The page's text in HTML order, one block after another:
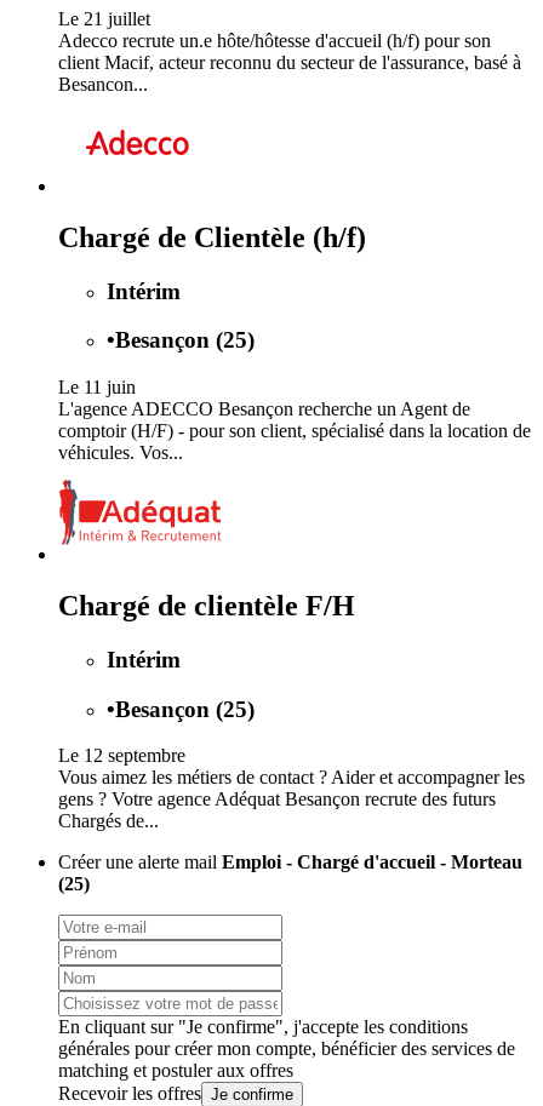
Le 21 juillet
Adecco recrute un.e hôte/hôtesse d'accueil (h/f) pour son
client Macif, acteur reconnu du secteur de l'assurance, basé à
Besancon...
Chargé de Clientèle (h/f)
Intérim
•Besançon (25)
Le 11 juin
L'agence ADECCO Besançon recherche un Agent de
comptoir (H/F) - pour son client, spécialisé dans la location de
véhicules. Vos...
Chargé de clientèle F/H
Intérim
•Besançon (25)
Le 12 septembre
Vous aimez les métiers de contact ? Aider et accompagner les
gens ? Votre agence Adéquat Besançon recrute des futurs
Chargés de...
Créer une alerte mail Emploi - Chargé d'accueil - Morteau
(25)
En cliquant sur "Je confirme", j'accepte les conditions
générales pour créer mon compte, bénéficier des services de
matching et postuler aux offres
Recevoir les offres Je confirme